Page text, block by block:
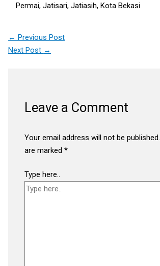
Permai, Jatisari, Jatiasih, Kota Bekasi
← Previous Post
Next Post →
Leave a Comment
Your email address will not be published.
are marked*
Type here..